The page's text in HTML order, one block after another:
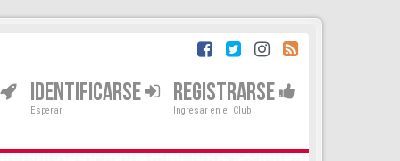
IDENTIFICARSE
Esperar
REGISTRARSE
Ingresar en el Club